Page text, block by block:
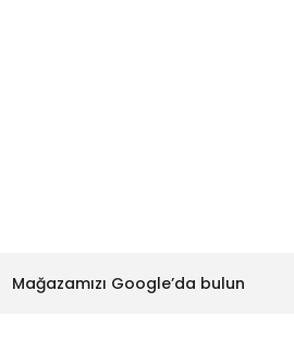
Mağazamızı Google’da bulun